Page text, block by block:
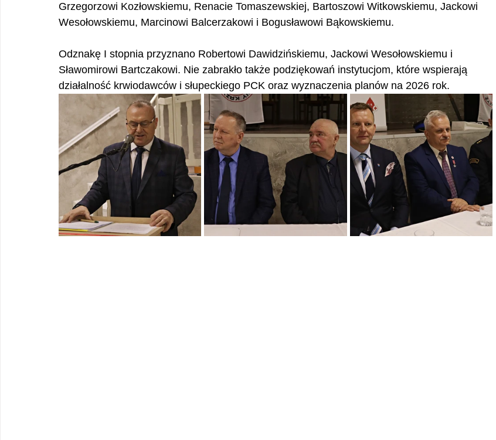
Grzegorzowi Kozłowskiemu, Renacie Tomaszewskiej, Bartoszowi Witkowskiemu, Jackowi
Wesołowskiemu, Marcinowi Balcerzakowi i Bogusławowi Bąkowskiemu.
Odznakę I stopnia przyznano Robertowi Dawidzińskiemu, Jackowi Wesołowskiemu i
Sławomirowi Bartczakowi. Nie zabrakło także podziękowań instytucjom, które wspierają
działalność krwiodawców i słupeckiego PCK oraz wyznaczenia planów na 2026 rok.